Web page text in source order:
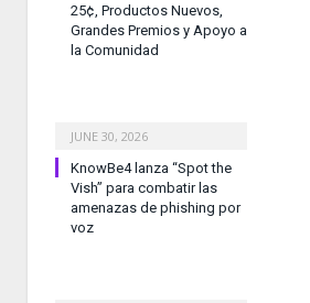
25¢, Productos Nuevos,
Grandes Premios y Apoyo a
la Comunidad
JUNE 30, 2026
KnowBe4 lanza “Spot the
Vish” para combatir las
amenazas de phishing por
voz